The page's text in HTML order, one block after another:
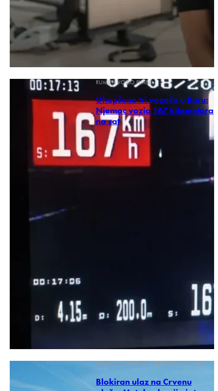
RUMUN VOZIO PIJAN
Uhapšena tri vozača u Baru:
Njemac vozio 167 kilometara
na sat
UPUĆEN ZAHTJEV ZA INSPEKCIJSKI NADZOR
Blokiran ulaz na Crvenu